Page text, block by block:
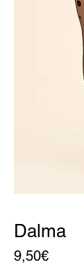
Dalma
9,50€Price